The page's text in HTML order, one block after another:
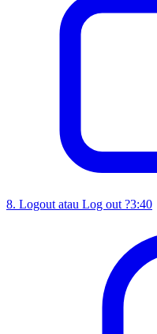
8. Logout atau Log out ?3:40